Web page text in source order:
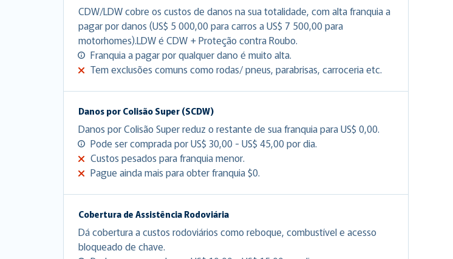
CDW/LDW cobre os custos de danos na sua totalidade, com alta franquia a
pagar por danos (US$ 5 000,00 para carros a US$ 7 500,00 para
motorhomes).LDW é CDW + Proteção contra Roubo.
Franquia a pagar por qualquer dano é muito alta.
Tem exclusões comuns como rodas/ pneus, parabrisas, carroceria etc.
Danos por Colisão Super (SCDW)
Danos por Colisão Super reduz o restante de sua franquia para US$ 0,00.
Pode ser comprada por US$ 30,00 - US$ 45,00 por dia.
Custos pesados para franquia menor.
Pague ainda mais para obter franquia $0.
Cobertura de Assistência Rodoviária
Dá cobertura a custos rodoviários como reboque, combustível e acesso
bloqueado de chave.